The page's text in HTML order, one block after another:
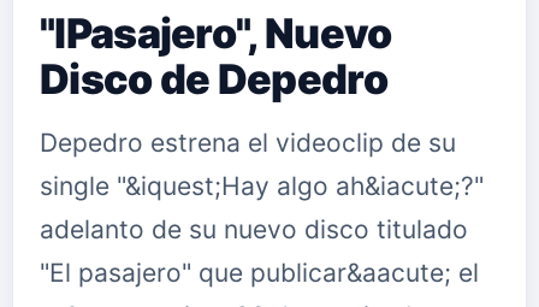
"lPasajero", Nuevo
Disco de Depedro
Depedro estrena el videoclip de su
single "&iquest;Hay algo ah&iacute;?"
adelanto de su nuevo disco titulado
"El pasajero" que publicar&aacute; el